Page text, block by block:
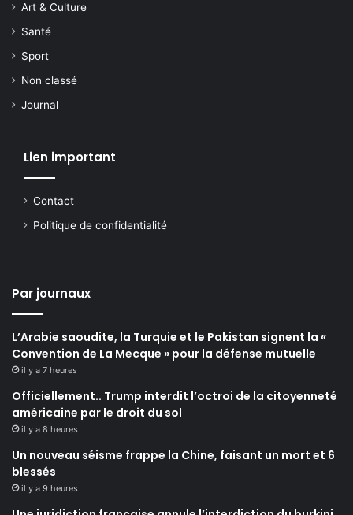
Art & Culture
Santé
Sport
Non classé
Journal
Lien important
Contact
Politique de confidentialité
Par journaux
L’Arabie saoudite, la Turquie et le Pakistan signent la «
Convention de La Mecque » pour la défense mutuelle
il y a 7 heures
Officiellement.. Trump interdit l’octroi de la citoyenneté
américaine par le droit du sol
il y a 8 heures
Un nouveau séisme frappe la Chine, faisant un mort et 6
blessés
il y a 9 heures